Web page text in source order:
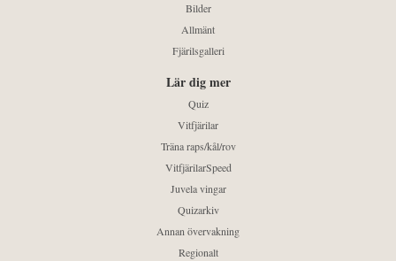
Bilder
Allmänt
Fjärilsgalleri
Lär dig mer
Quiz
Vitfjärilar
Träna raps/kål/rov
VitfjärilarSpeed
Juvela vingar
Quizarkiv
Annan övervakning
Regionalt